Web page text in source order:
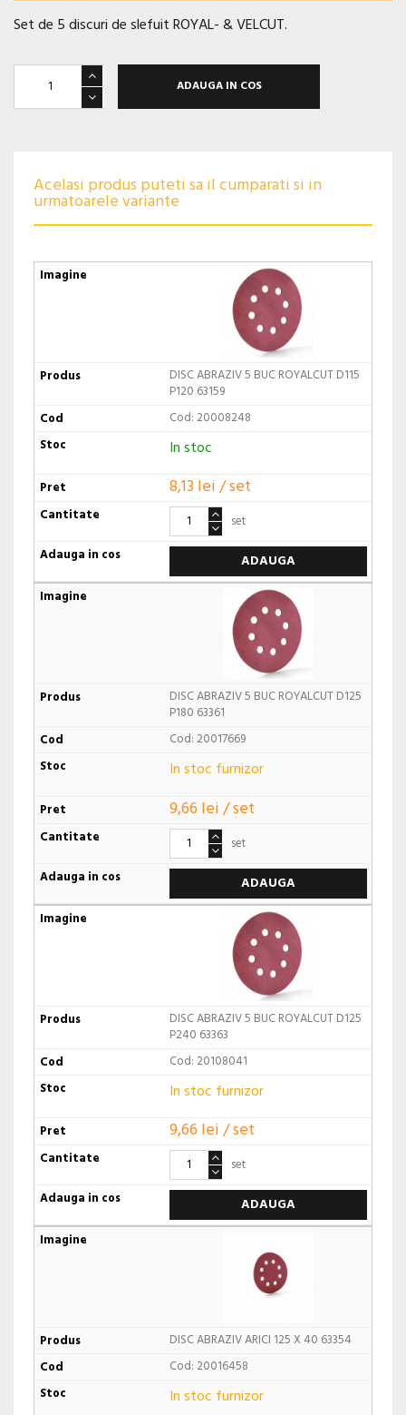
Set de 5 discuri de slefuit ROYAL- & VELCUT.
ADAUGA IN COS
Acelasi produs puteti sa il cumparati si in
urmatoarele variante
DISC ABRAZIV 5 BUC ROYALCUT D115
P120 63159
Cod: 20008248
In stoc
8,13 lei / set
set
ADAUGA
DISC ABRAZIV 5 BUC ROYALCUT D125
P180 63361
Cod: 20017669
In stoc furnizor
9,66 lei / set
set
ADAUGA
DISC ABRAZIV 5 BUC ROYALCUT D125
P240 63363
Cod: 20108041
In stoc furnizor
9,66 lei / set
set
ADAUGA
DISC ABRAZIV ARICI 125 X 40 63354
Cod: 20016458
In stoc furnizor